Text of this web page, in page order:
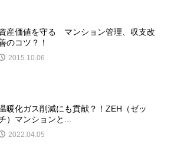
産価値を守る マンション管理、収支改
のコツ？！
2015.10.06
暖化ガス削減にも貢献？！ZEH（ゼッ
）マンションと...
2022.04.05